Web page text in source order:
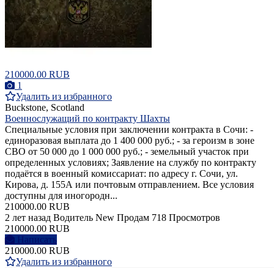
210000.00 RUB
1
Удалить из избранного
Buckstone, Scotland
Военнослужащий по контракту Шахты
Специальные условия при заключении контракта в Сочи: -
единоразовая выплата до 1 400 000 руб.; - за героизм в зоне
СВО от 50 000 до 1 000 000 руб.; - земельный участок при
определенных условиях; Заявление на службу по контракту
подаётся в военный комиссариат: по адресу г. Сочи, ул.
Кирова, д. 155А или почтовым отправлением. Все условия
доступны для иногородн...
210000.00 RUB
2 лет назад Водитель New Продам 718 Просмотров
210000.00 RUB
Написать
210000.00 RUB
Удалить из избранного